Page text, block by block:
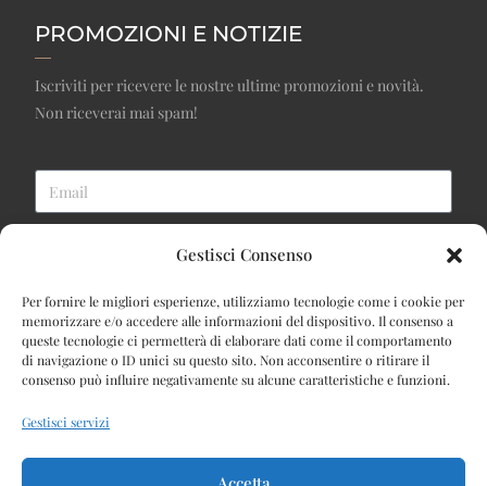
Gestisci Consenso
Per fornire le migliori esperienze, utilizziamo tecnologie come i cookie per
memorizzare e/o accedere alle informazioni del dispositivo. Il consenso a
queste tecnologie ci permetterà di elaborare dati come il comportamento
di navigazione o ID unici su questo sito. Non acconsentire o ritirare il
consenso può influire negativamente su alcune caratteristiche e funzioni.
Gestisci servizi
PROMOZIONI E NOTIZIE
Iscriviti per ricevere le nostre ultime promozioni e novità.
Non riceverai mai spam!
ISCRIVITI ALLA NEWSLETTER
INFORMAZIONI
CONTATTI
CHI SIAMO
TEMPI E SPESE DI SPEDIZIONE